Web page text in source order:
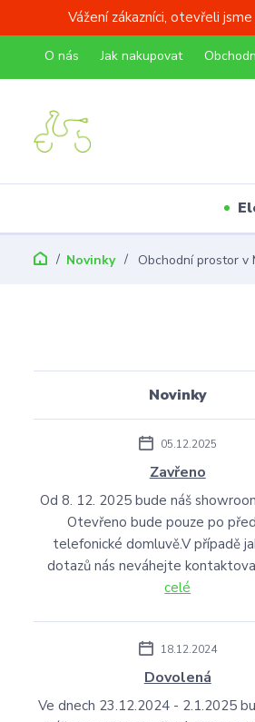
Vážení zákazníci, otevřeli
O nás Jak nakupovat
Novinky Obchodní prostor v
Novinky
05.12.2025
Zavřeno
Od 8. 12. 2025 bude náš
Otevřeno bude pouze po
telefonické domluvě.V případě
dotazů nás neváhejte
celé
18.12.2024
Dovolená
Ve dnech 23.12.2024 - 2.1.2025